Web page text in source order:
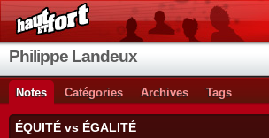
Philippe Landeux
Notes Catégories Archives Tags
ÉQUITÉ vs ÉGALITÉ